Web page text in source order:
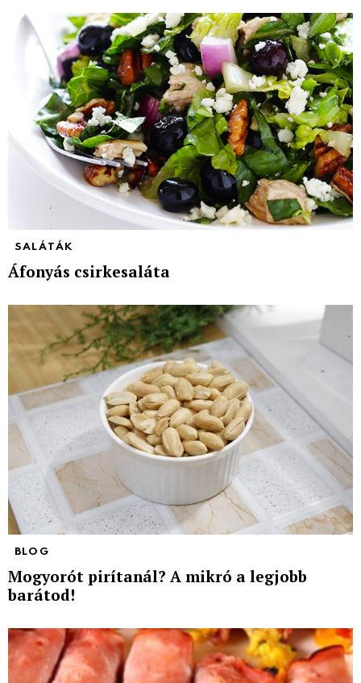
SALÁTÁK
Áfonyás csirkesaláta
BLOG
Mogyorót pirítanál? A mikró a legjobb
barátod!